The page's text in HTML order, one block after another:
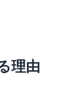
理由